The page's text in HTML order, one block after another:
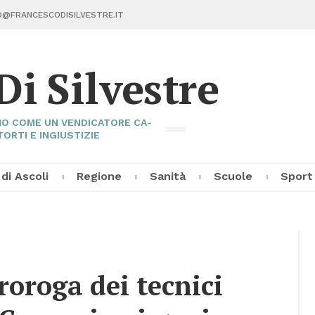
Sil­ve­stre
COME UN VEN­DI­CA­TO­RE CA­
E IN­GIU­STI­ZIE
Asco­li Re­gio­ne Sa­ni­tà Scuo­le Sport
dei tec­ni­ci